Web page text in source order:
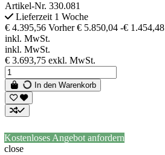
Artikel-Nr. 330.081
Lieferzeit 1 Woche
€ 4.395,56 Vorher€ 5.850,04 -€ 1.454,48
inkl. MwSt.
inkl. MwSt.
€ 3.693,75 exkl. MwSt.
In den Warenkorb
Kostenloses Angebot anfordern
close